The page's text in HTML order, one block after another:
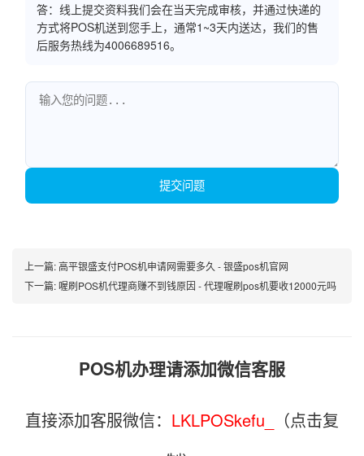
答：线上提交资料我们会在当天完成审核，并通过快递的
方式将POS机送到您手上，通常1~3天内送达，我们的售
后服务热线为4006689516。
提交问题
上一篇:高平银盛支付POS机申请网需要多久 - 银盛pos机官网
下一篇:喔刷POS机代理商赚不到钱原因 - 代理喔刷pos机要收12000元吗
POS机办理请添加微信客服
直接添加客服微信： LKLPOSkefu_
（点击复